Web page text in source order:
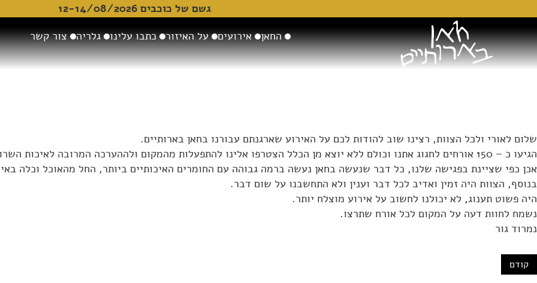
גשם של כוכבים 12-14/08/2026
החאן
אירועים על האיזור כתבו עלינו גלריה
צור קשר
שלום לאורי ולכל הצוות, רצינו שוב להודות לכם על האירוע שארגנתם עבורנו בחאן בארותיים.
הגיעו כ – 150 אורחים לחגוג אתנו וכולם ללא יוצא מן הכלל הצטרפו אלינו להתפעלות מהמקום ולההערכה המרובה לאיכות השרות וליחס הבלתי רגיל של הצוות.
אכן כפי שציינת בפגישה שלנו, כל דבר שנעשה בחאן נעשה ברמה גבוהה עם החומרים האיכותיים ביותר, החל מהאוכל וכלה
בנוסף, הצוות היה זמין ואדיב לכל דבר וענין ולא התחשבנו על שום דבר.
היה פשוט תענוג, לא יכולנו לחשוב על אירוע מוצלח יותר.
נשמח לחוות דעה על המקום לכל אורח שתרצו.
נמרוד גור
קודם